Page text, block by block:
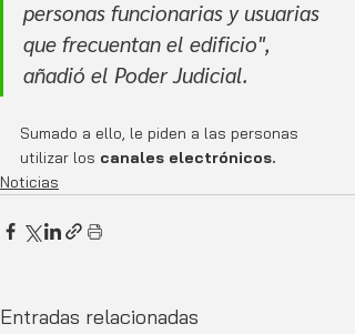
personas funcionarias y usuarias
que frecuentan el edificio",
añadió el Poder Judicial.
Sumado a ello, le piden a las personas
utilizar los canales electrónicos.
Noticias
Entradas relacionadas